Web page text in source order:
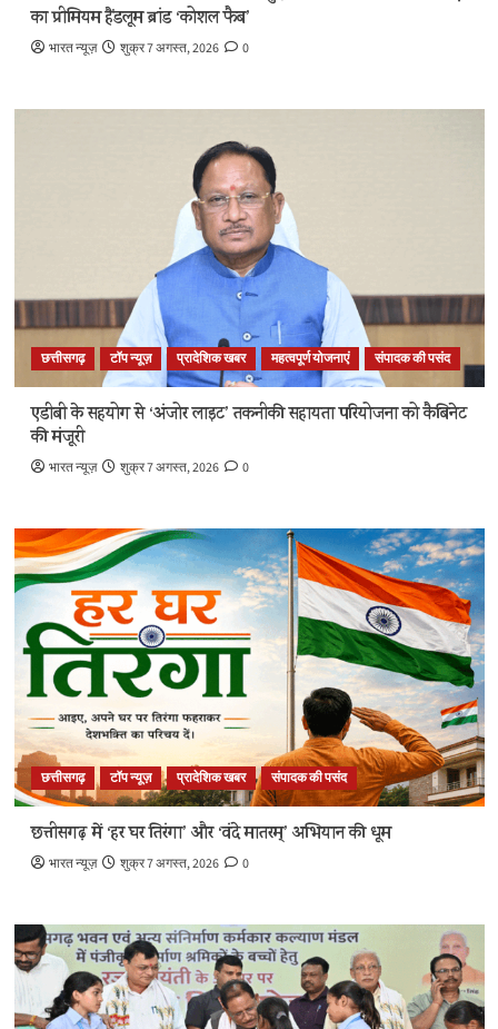
का प्रीमियम हैंडलूम ब्रांड ‘कोशल फैब’
भारत न्यूज़ शुक्र 7 अगस्त, 2026 0
छत्तीसगढ़ टॉप न्यूज़ प्रादेशिक खबर महत्वपूर्ण योजनाएं संपादक की पसंद
एडीबी के सहयोग से ‘अंजोर लाइट’ तकनीकी सहायता परियोजना को कैबिनेट
की मंजूरी
भारत न्यूज़ शुक्र 7 अगस्त, 2026 0
छत्तीसगढ़ टॉप न्यूज़ प्रादेशिक खबर संपादक की पसंद
छत्तीसगढ़ में ‘हर घर तिरंगा’ और ‘वंदे मातरम्’ अभियान की धूम
भारत न्यूज़ शुक्र 7 अगस्त, 2026 0